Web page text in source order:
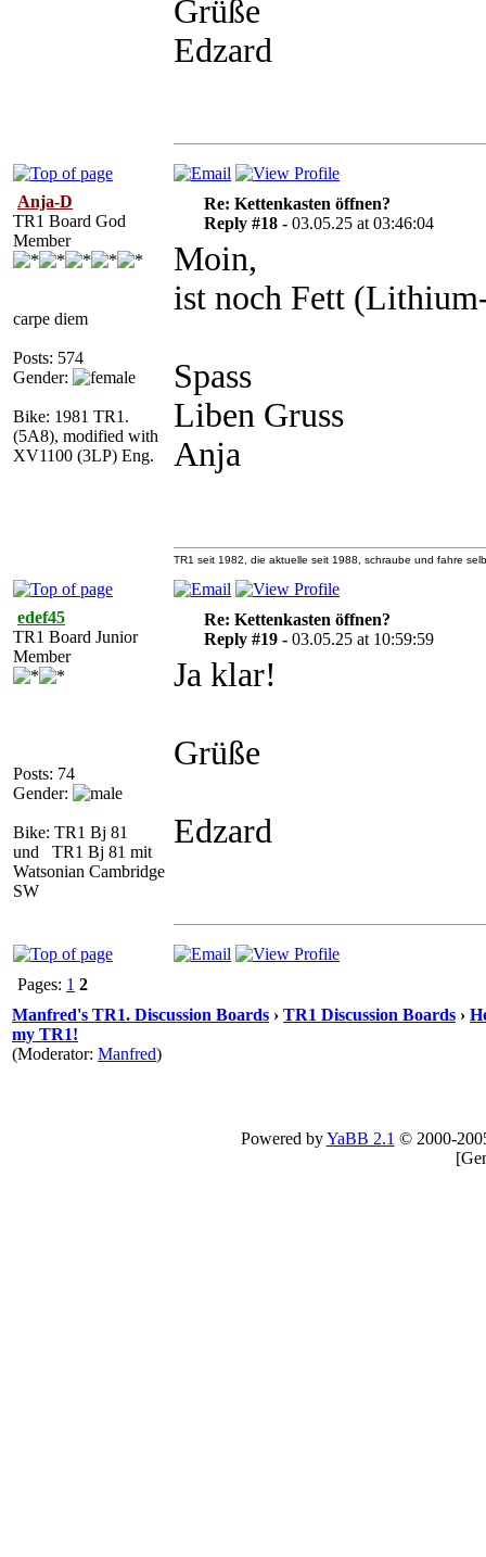
Grüße
Edzard
Anja-D
TR1 Board God
Member
carpe diem
Posts: 574
Gender:
Bike: 1981 TR1.
(5A8), modified with
XV1100 (3LP) Eng.
Re: Kettenkasten öffnen?
Reply #18 - 03.05.25 at 03:46:04
Moin,
ist noch Fett
Spass
Liben Gruss
Anja
TR1 seit 1982, die aktuelle seit 1988, schraube und fahre
edef45
TR1 Board Junior
Member
Posts: 74
Gender:
Bike: TR1 Bj 81
und TR1 Bj 81 mit
Watsonian Cambridge
SW
Re: Kettenkasten öffnen?
Reply #19 - 03.05.25 at 10:59:59
Ja klar!
Grüße
Edzard
Pages: 1 2
Manfred's TR1. Discussion Boards › TR1 Discussion Boards ›
my TR1!
(Moderator: Manfred)
Powered byYaBB 2.1 © 2000-
[